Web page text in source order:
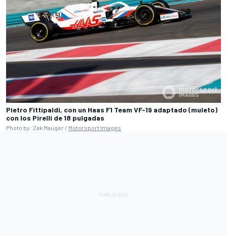
Pietro Fittipaldi, con un Haas F1 Team VF-19 adaptado (muleto)
con los Pirelli de 18 pulgadas
Photo by: Zak Mauger / Motorsport Images